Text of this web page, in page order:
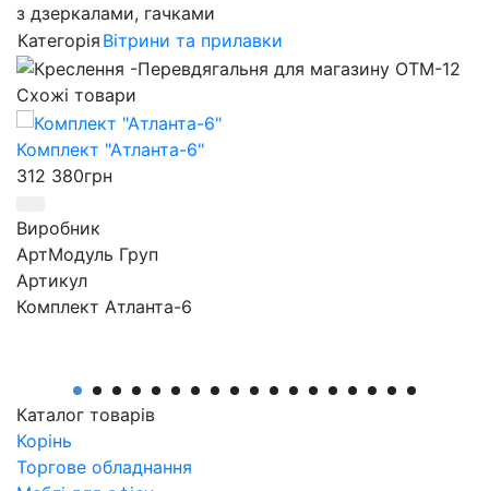
з дзеркалами, гачками
Категорія Вітрини та прилавки
Схожі товари
Комплект "Атланта-6"
312 380грн
Виробник
АртМодуль Груп
Артикул
Комплект Атланта-6
Каталог товарів
Корінь
Торгове обладнання